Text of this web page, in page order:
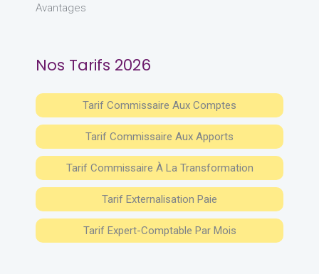
Avantages
Nos Tarifs 2026
Tarif Commissaire Aux Comptes
Tarif Commissaire Aux Apports
Tarif Commissaire À La Transformation
Tarif Externalisation Paie
Tarif Expert-Comptable Par Mois